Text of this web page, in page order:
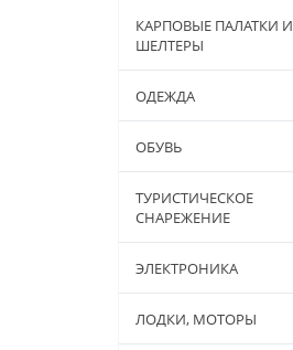
КАРПОВЫЕ ПАЛАТКИ И
ШЕЛТЕРЫ
ОДЕЖДА
ОБУВЬ
ТУРИСТИЧЕСКОЕ
СНАРЕЖЕНИЕ
ЭЛЕКТРОНИКА
ЛОДКИ, МОТОРЫ